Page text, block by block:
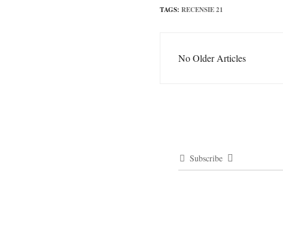
TAGS: RECENSIE 21
No Older Articles
Subscribe